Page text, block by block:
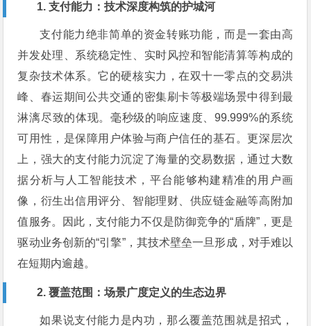
1. 支付能力：技术深度构筑的护城河
支付能力绝非简单的资金转账功能，而是一套由高
并发处理、系统稳定性、实时风控和智能清算等构成的
复杂技术体系。它的硬核实力，在双十一零点的交易洪
峰、春运期间公共交通的密集刷卡等极端场景中得到最
淋漓尽致的体现。毫秒级的响应速度、99.999%的系统
可用性，是保障用户体验与商户信任的基石。更深层次
上，强大的支付能力沉淀了海量的交易数据，通过大数
据分析与人工智能技术，平台能够构建精准的用户画
像，衍生出信用评分、智能理财、供应链金融等高附加
值服务。因此，支付能力不仅是防御竞争的“盾牌”，更是
驱动业务创新的“引擎”，其技术壁垒一旦形成，对手难以
在短期内逾越。
2. 覆盖范围：场景广度定义的生态边界
如果说支付能力是内功，那么覆盖范围就是招式，